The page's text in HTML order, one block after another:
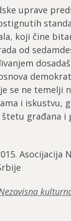
uprave
koji čine
od
se ne temelji
i iskustvu,
građana i
Asocijacija